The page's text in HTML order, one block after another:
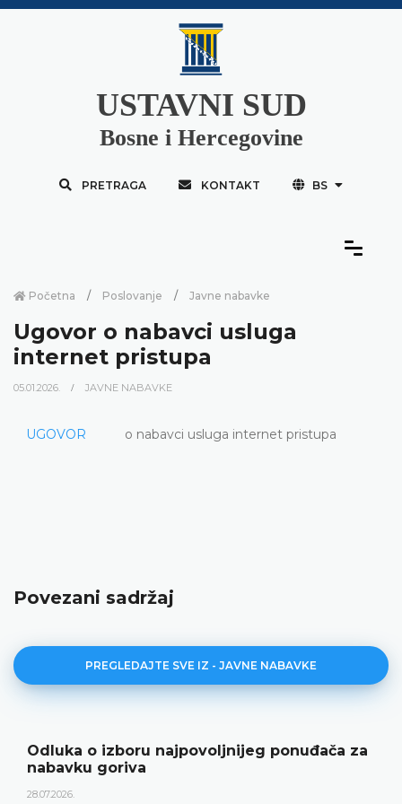
USTAVNI SUD
Bosne i Hercegovine
PRETRAGA KONTAKT BS
Početna Poslovanje Javne nabavke
Ugovor o nabavci usluga
internet pristupa
05.01.2026. JAVNE NABAVKE
UGOVOR o nabavci usluga internet pristupa
Povezani sadržaj
PREGLEDAJTE SVE IZ - JAVNE NABAVKE
Odluka o izboru najpovoljnijeg ponuđača za
nabavku goriva
28.07.2026.